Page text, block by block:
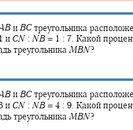
B и BC треугольника
и CN : NB = 1 : 7. Какой
треугольника MBN?
B и BC треугольника
и CN : NB = 4 : 9. Какой
треугольника MBN?